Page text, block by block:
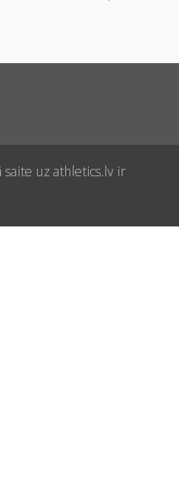
saite uz athletics.lv ir